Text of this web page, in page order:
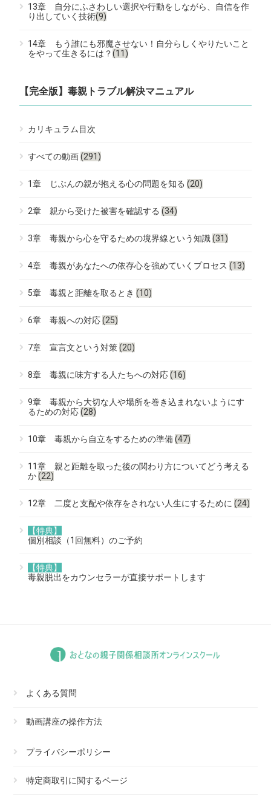
13章 自分にふさわしい選択や行動をしながら、自信を作
り出していく技術(9)
14章 もう誰にも邪魔させない！自分らしくやりたいこと
をやって生きるには？(11)
【完全版】毒親トラブル解決マニュアル
カリキュラム目次
すべての動画(291)
1章 じぶんの親が抱える心の問題を知る(20)
2章 親から受けた被害を確認する(34)
3章 毒親から心を守るための境界線という知識(31)
4章 毒親があなたへの依存心を強めていくプロセス(13)
5章 毒親と距離を取るとき(10)
6章 毒親への対応(25)
7章 宣言文という対策(20)
8章 毒親に味方する人たちへの対応(16)
9章 毒親から大切な人や場所を巻き込まれないようにす
るための対応(28)
10章 毒親から自立をするための準備(47)
11章 親と距離を取った後の関わり方についてどう考える
か(22)
12章 二度と支配や依存をされない人生にするために(24)
【特典】
個別相談（1回無料）のご予約
【特典】
毒親脱出をカウンセラーが直接サポートします
よくある質問
動画講座の操作方法
プライバシーポリシー
特定商取引に関するページ